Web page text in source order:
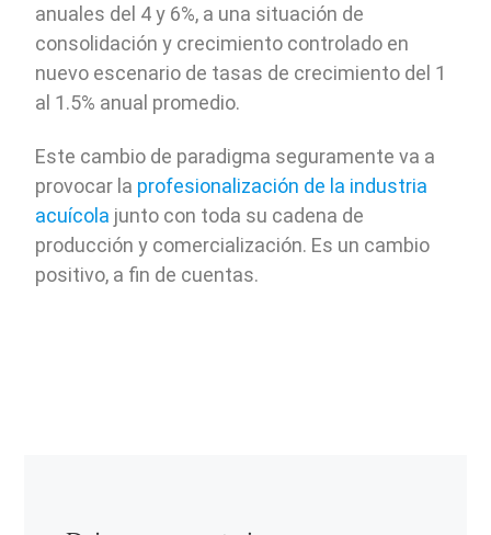
anuales del 4 y 6%, a una situación de
consolidación y crecimiento controlado en
nuevo escenario de tasas de crecimiento del 1
al 1.5% anual promedio.
Este cambio de paradigma seguramente va a
provocar la profesionalización de la industria
acuícola junto con toda su cadena de
producción y comercialización. Es un cambio
positivo, a fin de cuentas.